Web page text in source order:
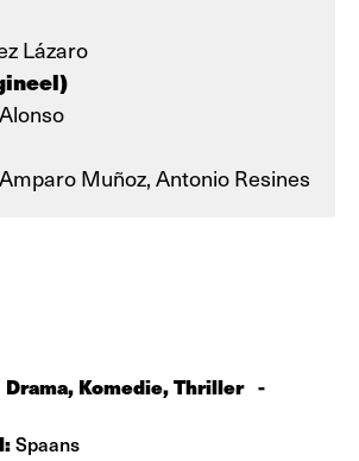
Lázaro
Muñoz, Antonio Resines
Drama, Komedie, Thriller -
Spaans